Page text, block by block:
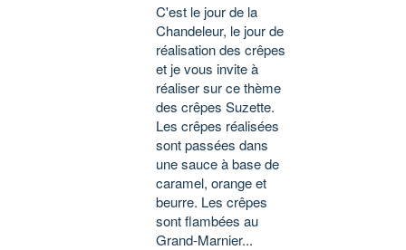
C'est le jour de la
Chandeleur, le jour de
réalisation des crêpes
et je vous invite à
réaliser sur ce thème
des crêpes Suzette.
Les crêpes réalisées
sont passées dans
une sauce à base de
caramel, orange et
beurre. Les crêpes
sont flambées au
Grand-Marnier...